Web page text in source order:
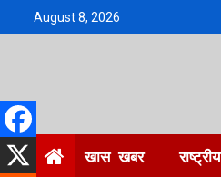
August 8, 2026
खास खबर राष्ट्रीय